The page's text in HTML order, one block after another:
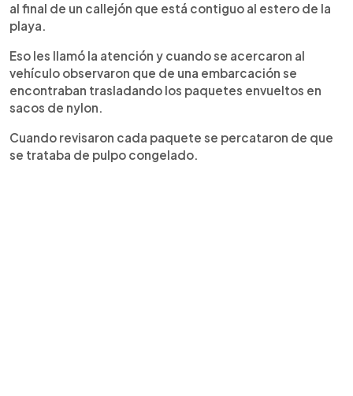
al final de un callejón que está contiguo al estero de la
playa.
Eso les llamó la atención y cuando se acercaron al
vehículo observaron que de una embarcación se
encontraban trasladando los paquetes envueltos en
sacos de nylon.
Cuando revisaron cada paquete se percataron de que
se trataba de pulpo congelado.